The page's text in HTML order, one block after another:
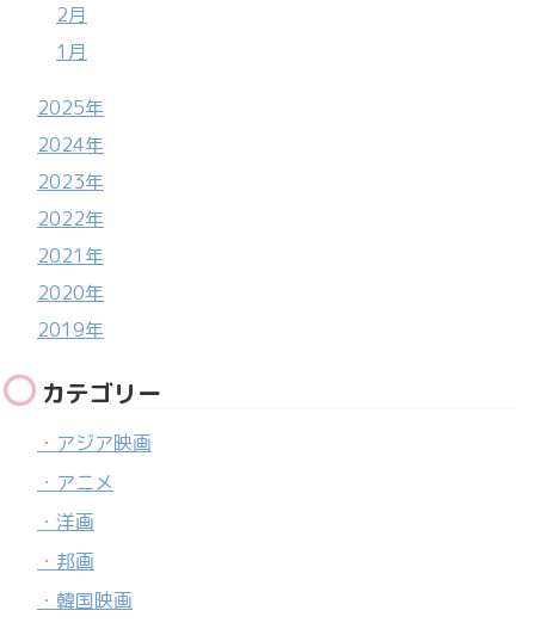
2月
1月
2025年
2024年
2023年
2022年
2021年
2020年
2019年
カテゴリー
・アジア映画
・アニメ
・洋画
・邦画
・韓国映画